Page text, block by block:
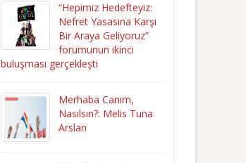
“Hepimiz Hedefteyiz:
Nefret Yasasına Karşı
Bir Araya Geliyoruz”
forumunun ikinci
buluşması gerçekleşti
Merhaba Canım,
Nasılsın?: Melis Tuna
Arslan